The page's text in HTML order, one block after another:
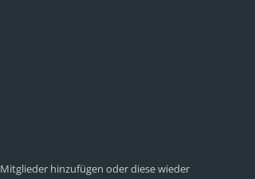
hinzufügen oder diese wieder